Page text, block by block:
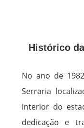
Histórico
No ano de
Serraria
interior do
dedicação e